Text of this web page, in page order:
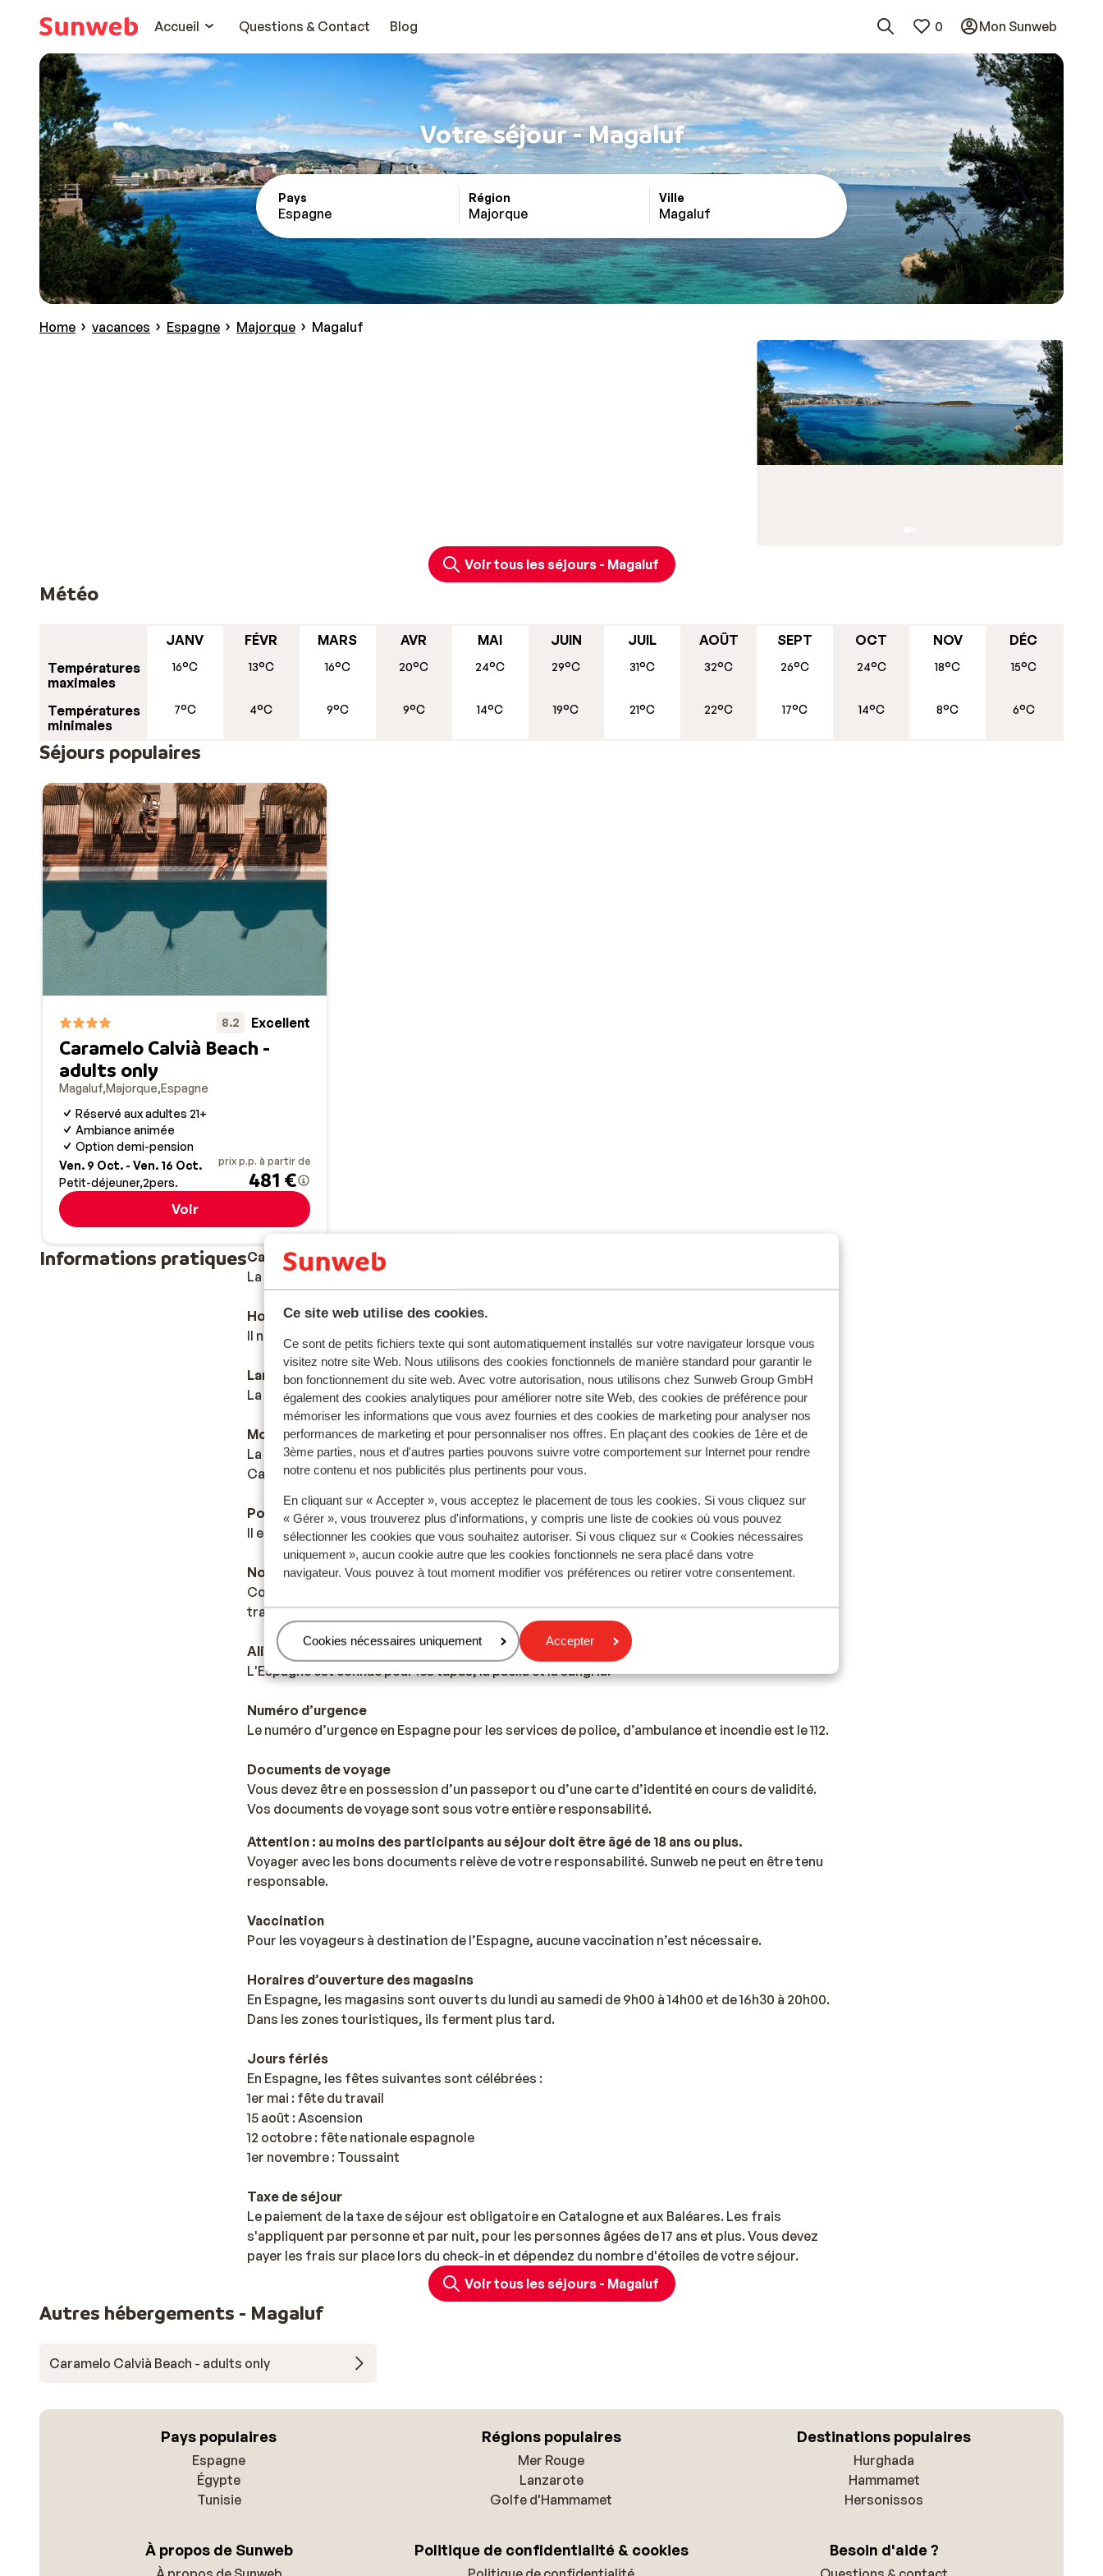
Ce site web utilise des cookies.
Ce sont de petits fichiers texte qui sont automatiquement installés sur votre navigateur lorsque vous
visitez notre site Web. Nous utilisons des cookies fonctionnels de manière standard pour garantir le
bon fonctionnement du site web. Avec votre autorisation, nous utilisons chez Sunweb Group GmbH
également des cookies analytiques pour améliorer notre site Web, des cookies de préférence pour
mémoriser les informations que vous avez fournies et des cookies de marketing pour analyser nos
performances de marketing et pour personnaliser nos offres. En plaçant des cookies de 1ère et de
3ème parties, nous et d'autres parties pouvons suivre votre comportement sur Internet pour rendre
notre contenu et nos publicités plus pertinents pour vous.
En cliquant sur « Accepter », vous acceptez le placement de tous les cookies. Si vous cliquez sur
« Gérer », vous trouverez plus d'informations, y compris une liste de cookies où vous pouvez
sélectionner les cookies que vous souhaitez autoriser. Si vous cliquez sur « Cookies nécessaires
uniquement », aucun cookie autre que les cookies fonctionnels ne sera placé dans votre
navigateur. Vous pouvez à tout moment modifier vos préférences ou retirer votre consentement.
Gérer
Cookies nécessaires uniquement Accepter
Accueil
Questions & Contact Blog 0 Mon Sunweb
Votre séjour - Magaluf
Pays
Espagne
Région
Majorque
Ville
Magaluf
Home vacances Espagne Majorque Magaluf
Voir tous les séjours - Magaluf
Météo
Températures
maximales
Températures
minimales
JANV
16°C
7°C
FÉVR
13°C
4°C
MARS
16°C
9°C
AVR
20°C
9°C
MAI
24°C
14°C
JUIN
29°C
19°C
JUIL
31°C
21°C
AOÛT
32°C
22°C
SEPT
26°C
17°C
OCT
24°C
14°C
NOV
18°C
8°C
DÉC
15°C
6°C
Séjours populaires
8.2 Excellent
Caramelo Calvià Beach -
adults only
Magaluf Majorque Espagne
Réservé aux adultes 21+
Ambiance animée
Option demi-pension
Ven. 9 Oct. - Ven. 16 Oct.
Petit-déjeuner 2pers.
prix p.p. à partir de
481 €
Voir
Informations pratiquesCapitale
La capitale de l’Espagne est Madrid.
Horaires
Il n'y a pas de décalage horaire entre L'Espagne et la France, sauf sur les îles Canaries (-1h).
Langue
La langue officielle est l’espagnol.
Monnaie
La monnaie officielle est l’euro. Il est possible de payer par carte bancaire en Espagne et aux îles
Canaries.
Pourboires
Il est habituel en Espagne de donner 5% à 10% de pourboires.
Norme électrique
Comme dans la majorité des pays en Europe, la tension varie entre 220 et 240 V. Un
transformateur/adaptateur n'est pas nécessaire.
Alimentation
L'Espagne est connue pour les tapas, la paella et la sangria.
Numéro d’urgence
Le numéro d’urgence en Espagne pour les services de police, d’ambulance et incendie est le 112.
Documents de voyage
Vous devez être en possession d’un passeport ou d’une carte d’identité en cours de validité.
Vos documents de voyage sont sous votre entière responsabilité.
Attention : au moins des participants au séjour doit être âgé de 18 ans ou plus.
Voyager avec les bons documents relève de votre responsabilité. Sunweb ne peut en être tenu
responsable.
Vaccination
Pour les voyageurs à destination de l’Espagne, aucune vaccination n’est nécessaire.
Horaires d’ouverture des magasins
En Espagne, les magasins sont ouverts du lundi au samedi de 9h00 à 14h00 et de 16h30 à 20h00.
Dans les zones touristiques, ils ferment plus tard.
Jours fériés
En Espagne, les fêtes suivantes sont célébrées :
1er mai : fête du travail
15 août : Ascension
12 octobre : fête nationale espagnole
1er novembre : Toussaint
Taxe de séjour
Le paiement de la taxe de séjour est obligatoire en Catalogne et aux Baléares. Les frais
s'appliquent par personne et par nuit, pour les personnes âgées de 17 ans et plus. Vous devez
payer les frais sur place lors du check-in et dépendez du nombre d'étoiles de votre séjour.
Voir tous les séjours - Magaluf
Autres hébergements - Magaluf
Caramelo Calvià Beach - adults only
Pays populaires
Espagne
Égypte
Tunisie
Régions populaires
Mer Rouge
Lanzarote
Golfe d'Hammamet
Destinations populaires
Hurghada
Hammamet
Hersonissos
À propos de Sunweb Politique de confidentialité & cookies Besoin d'aide ?